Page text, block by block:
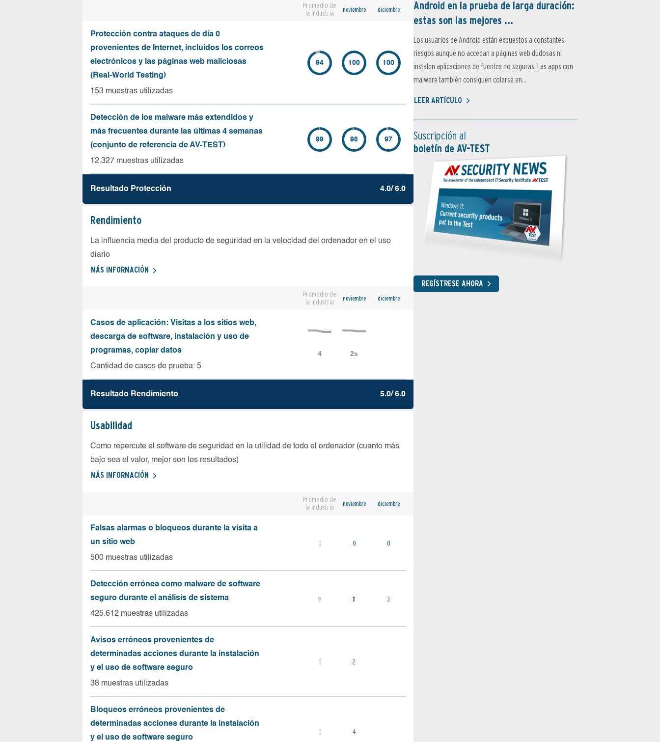
Promedio de
la industria
noviembre diciembre
Protección contra ataques de día 0
provenientes de Internet, incluidos los correos
electrónicos y las páginas web maliciosas
(Real-World Testing)
153 muestras utilizadas
94 100 100
Detección de los malware más extendidos y
más frecuentes durante las últimas 4 semanas
(conjunto de referencia de AV-TEST)
12.327 muestras utilizadas
99 98 97
Resultado Protección 4.0/ 6.0
Rendimiento
La influencia media del producto de seguridad en la velocidad del ordenador en el uso
diario
MÁS INFORMACIÓN
Promedio de
la industria
noviembre diciembre
Casos de aplicación: Visitas a los sitios web,
descarga de software, instalación y uso de
programas, copiar datos
Cantidad de casos de prueba: 5
Resultado Rendimiento 5.0/ 6.0
Usabilidad
Como repercute el software de seguridad en la utilidad de todo el ordenador (cuanto más
bajo sea el valor, mejor son los resultados)
MÁS INFORMACIÓN
Promedio de
la industria
noviembre diciembre
Falsas alarmas o bloqueos durante la visita a
un sitio web
500 muestras utilizadas
0 0 0
Detección errónea como malware de software
seguro durante el análisis de sistema
425.612 muestras utilizadas
9 11 3
Avisos erróneos provenientes de
determinadas acciones durante la instalación
y el uso de software seguro
38 muestras utilizadas
0 2
Bloqueos erróneos provenientes de
determinadas acciones durante la instalación
y el uso de software seguro
0 4
Android en la prueba de larga duración:
estas son las mejores ...
Los usuarios de Android están expuestos a constantes
riesgos aunque no accedan a páginas web dudosas ni
instalen aplicaciones de fuentes no seguras. Las apps con
malware también consiguen colarse en...
LEER ARTÍCULO
Suscripción al
boletín de AV-TEST
REGÍSTRESE AHORA